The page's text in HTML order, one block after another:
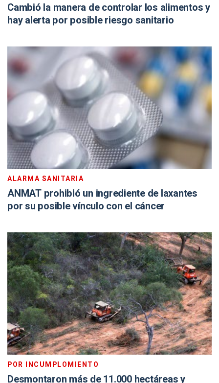
Cambió la manera de controlar los alimentos y
hay alerta por posible riesgo sanitario
ALARMA SANITARIA
ANMAT prohibió un ingrediente de laxantes
por su posible vínculo con el cáncer
POR INCUMPLOMIENTO
Desmontaron más de 11.000 hectáreas y